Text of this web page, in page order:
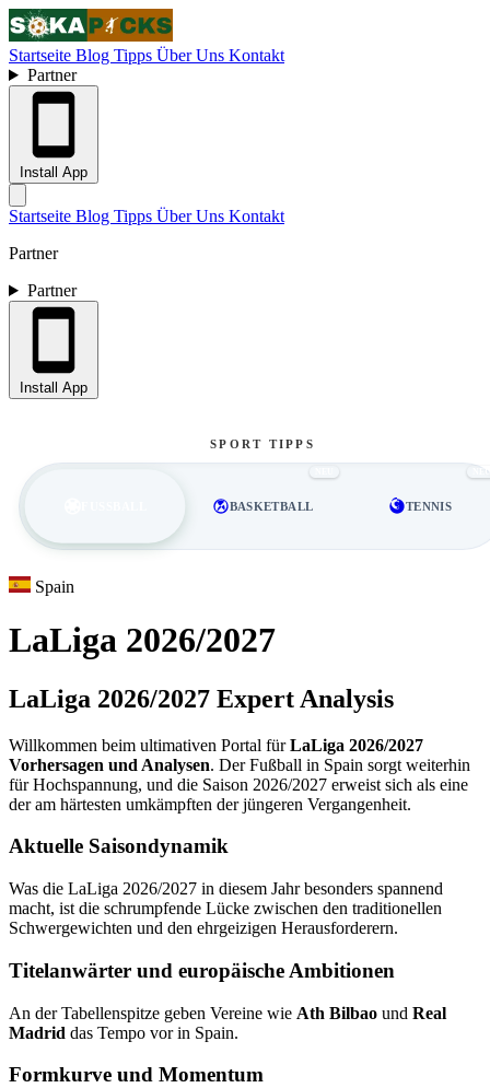
Startseite Blog Tipps Über Uns Kontakt
Partner
Install App
Startseite Blog Tipps Über Uns Kontakt
Partner
Partner
Install App
SPORT TIPPS
BASKETBALL TENNIS
NEU
Spain
LaLiga 2026/2027
LaLiga 2026/2027 Expert Analysis
Willkommen beim ultimativen Portal fürLaLiga 2026/2027
Vorhersagen und Analysen. Der Fußball in Spain sorgt weiterhin
für Hochspannung, und die Saison 2026/2027 erweist sich als eine
der am härtesten umkämpften der jüngeren Vergangenheit.
Aktuelle Saisondynamik
Was die LaLiga 2026/2027 in diesem Jahr besonders spannend
macht, ist die schrumpfende Lücke zwischen den traditionellen
Schwergewichten und den ehrgeizigen Herausforderern.
Titelanwärter und europäische Ambitionen
An der Tabellenspitze geben Vereine wie Ath Bilbao und Real
Madrid das Tempo vor in Spain.
Formkurve und Momentum